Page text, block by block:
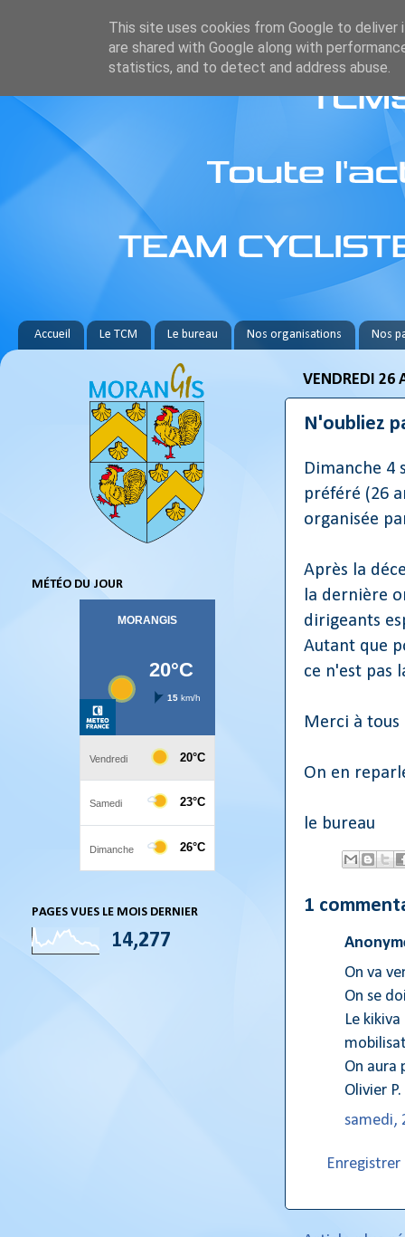
Accueil Le TCM Le bureau Nos organisations Nos
VENDREDI 26
N'oubliez
Dimanche 4
préféré (26
organisée
Après la
la dernière
dirigeants
Autant que
ce n'est pas
Merci à tous
On en
le bureau
1
On va
On se
Le
On aura
Olivier P.
samedi,
MÉTÉO DU JOUR
PAGES VUES LE MOIS DERNIER
14,277
This site uses cookies from Google to deliver
are shared with Google along with
statistics, and to detect and address abuse.